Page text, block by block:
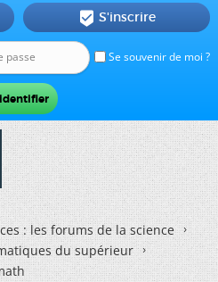
Se souvenir de moi ?
 S'inscrire
: les forums de la science
du supérieur